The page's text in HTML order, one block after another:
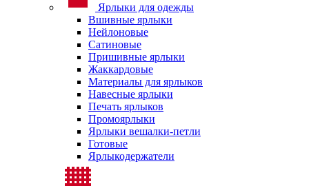
Ярлыки для одежды
Вшивные ярлыки
Нейлоновые
Сатиновые
Пришивные ярлыки
Жаккардовые
Материалы для ярлыков
Навесные ярлыки
Печать ярлыков
Промоярлыки
Ярлыки вешалки-петли
Готовые
Ярлыкодержатели